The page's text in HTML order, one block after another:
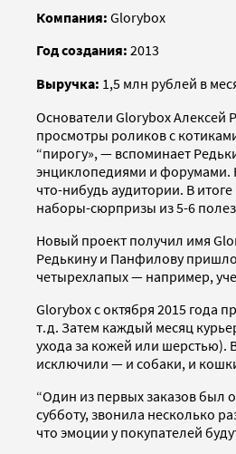
Компания: Glorybox
Год создания: 2013
Выручка: 1,5 млн рублей в
Основатели Glorybox
просмотры роликов с
“пирогу», — вспоминает
энциклопедиями и форумами.
что-нибудь аудитории. В
наборы-сюрпризы из 5-6
Новый проект получил имя
Редькину и Панфилову
четырехлапых — например,
Glorybox с октября 2015 года
т.д. Затем каждый месяц
ухода за кожей или шерстью).
исключили — и собаки, и
“Один из первых заказов был
субботу, звонила несколько
что эмоции у покупателей